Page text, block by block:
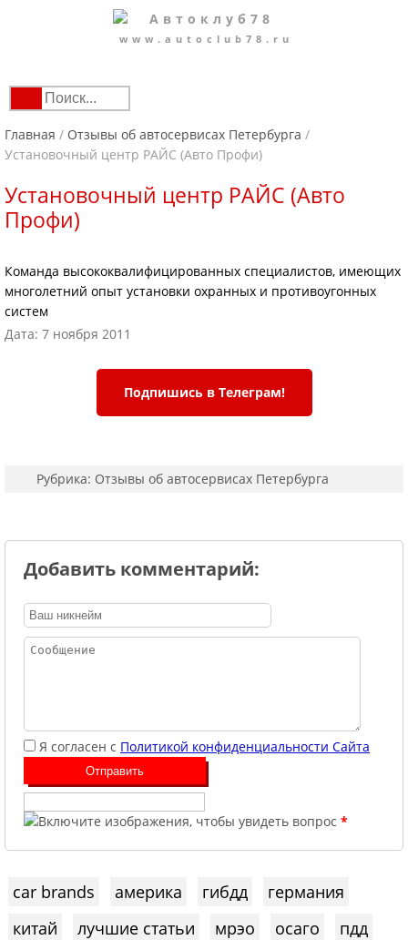
www.autoclub78.ru
Главная / Отзывы об автосервисах Петербурга /
Установочный центр РАЙС (Авто Профи)
Установочный центр РАЙС (Авто
Профи)
Команда высококвалифицированных специалистов, имеющих
многолетний опыт установки охранных и противоугонных
систем
Дата: 7 ноября 2011
Подпишись в Телеграм!
Рубрика: Отзывы об автосервисах Петербурга
Добавить комментарий:
Я согласен с Политикой конфиденциальности Сайта
*
car brands америка гибдд
германия
китай
лучшие статьи мрэо осаго
пдд